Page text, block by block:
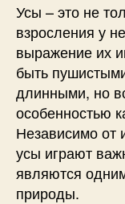
Усы – это не
взросления у
выражение их
быть
длинными, но
особенностью
Независимо от
усы играют
являются
природы.